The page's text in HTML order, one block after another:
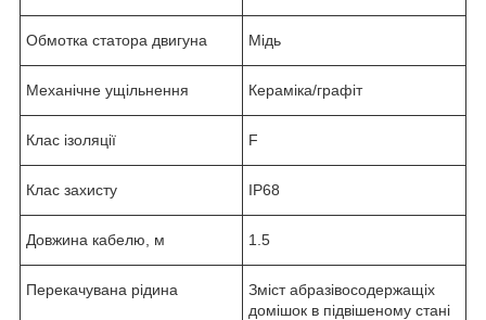
Обмотка статора двигуна Мідь
Механічне ущільнення Кераміка/графіт
Клас ізоляції F
Клас захисту IP68
Довжина кабелю, м 1.5
Перекачувана рідина
Зміст абразівосодержащіх
домішок в підвішеному стані